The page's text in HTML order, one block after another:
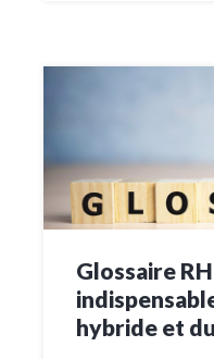
Glossaire
hybride et